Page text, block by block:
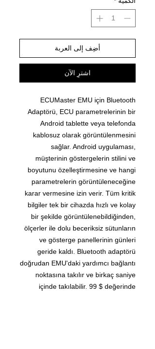
أضِف إلى العربة
اشترِ الآن
ECUMaster EMU için Bluetooth
Adaptörü, ECU parametrelerinin bir
Android tablette veya telefonda
kablosuz olarak görüntülenmesini
sağlar. Android uygulaması,
müşterinin göstergelerin stilini ve
boyutunu özelleştirmesine ve hangi
parametrelerin görüntüleneceğine
karar vermesine izin verir. Tüm kritik
bilgiler tek bir cihazda hızlı ve kolay
bir şekilde görüntülenebildiğinden,
ölçerler ile dolu beceriksiz sütunların
ve gösterge panellerinin günleri
geride kaldı. Bluetooth adaptörü
doğrudan EMU'daki yardımcı bağlantı
noktasına takılır ve birkaç saniye
içinde takılabilir. 99 $ değerinde